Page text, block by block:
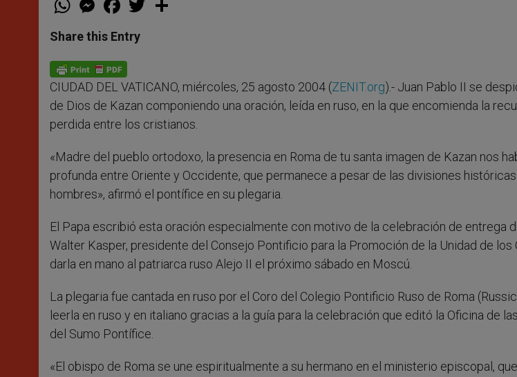
t
s
p
p
e
s
e
g
e
r
a
e
b
o
k
w
Share this Entry
CIUDAD DEL VATICANO, miércoles, 25 agosto 2004 (ZENIT.org).- Juan Pablo II se
de Dios de Kazan componiendo una oración, leída en ruso, en la que encomienda la
perdida entre los cristianos.
«Madre del pueblo ortodoxo, la presencia en Roma de tu santa imagen de Kazan nos
profunda entre Oriente y Occidente, que permanece a pesar de las divisiones
hombres», afirmó el pontífice en su plegaria.
El Papa escribió esta oración especialmente con motivo de la celebración de entrega
Walter Kasper, presidente del Consejo Pontificio para la Promoción de la Unidad de los
darla en mano al patriarca ruso Alejo II el próximo sábado en Moscú.
La plegaria fue cantada en ruso por el Coro del Colegio Pontificio Ruso de Roma
leerla en ruso y en italiano gracias a la guía para la celebración que editó la Oficina de
del Sumo Pontífice.
«El obispo de Roma se une espiritualmente a su hermano en el ministerio episcopal,